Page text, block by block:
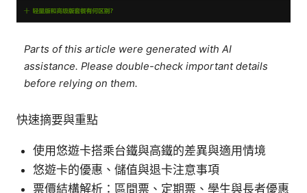
Parts of this article were generated with AI
assistance. Please double-check important details
before relying on them.
快速摘要與重點
使用悠遊卡搭乘台鐵與高鐵的差異與適用情境
悠遊卡的優惠、儲值與退卡注意事項
票價結構解析：區間票、定期票、學生與長者優惠